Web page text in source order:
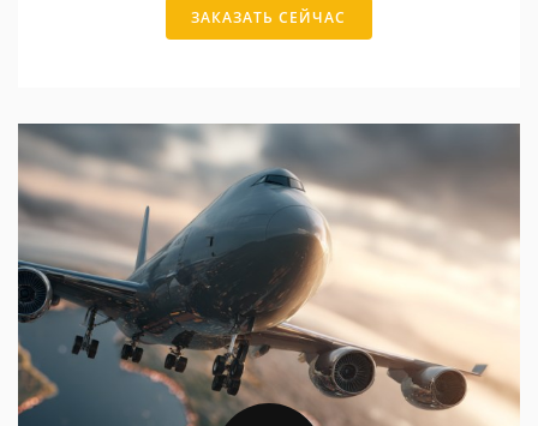
ЗАКАЗАТЬ СЕЙЧАС